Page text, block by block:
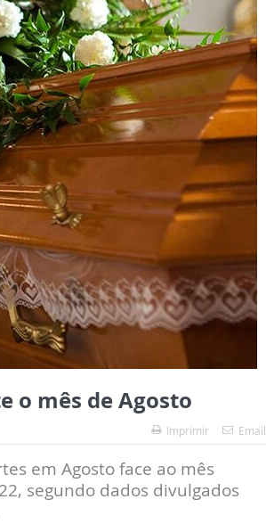
o mês de Agosto
Imprimir Email
em Agosto face ao mês
segundo dados divulgados